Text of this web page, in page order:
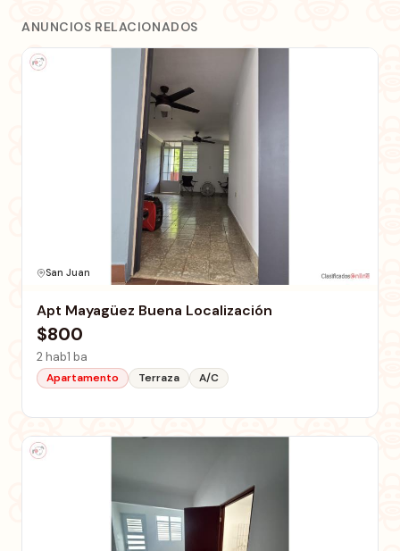
ANUNCIOS RELACIONADOS
San Juan
Apt Mayagüez Buena Localización
$800
2 hab1 ba
Apartamento Terraza A/C